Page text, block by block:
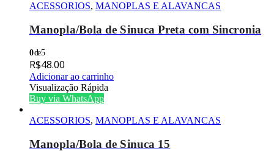
ACESSORIOS, MANOPLAS E ALAVANCAS
Manopla/Bola de Sinuca Preta com Sincronia
0de 5
R$48.00
Adicionar ao carrinho
Visualização Rápida
Buy via WhatsApp
ACESSORIOS, MANOPLAS E ALAVANCAS
Manopla/Bola de Sinuca 15